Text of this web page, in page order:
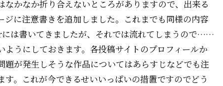
かなか折り合えないところがありますので、出来る
ジに注意書きを追加しました。これまでも同様の内容
は書いてきましたが、それでは流れてしまうので……
ようにしておきます。各投稿サイトのプロフィールか
題が発生しそうな作品についてはあらすじなどでも注
。これが今できるせいいっぱいの措置ですのでどう